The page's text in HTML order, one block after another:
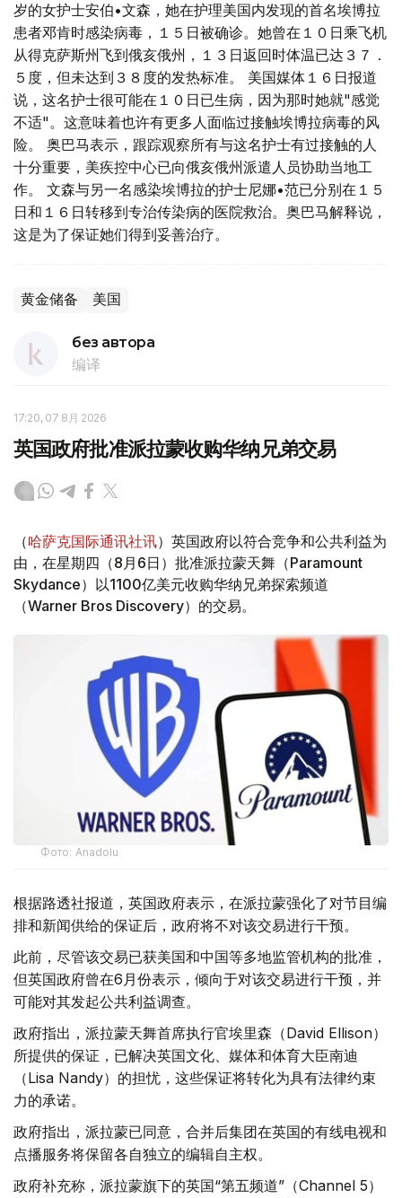
岁的女护士安伯•文森，她在护理美国内发现的首名埃博拉
患者邓肯时感染病毒，１５日被确诊。她曾在１０日乘飞机
从得克萨斯州飞到俄亥俄州，１３日返回时体温已达３７．
５度，但未达到３８度的发热标准。 美国媒体１６日报道
说，这名护士很可能在１０日已生病，因为那时她就"感觉
不适"。这意味着也许有更多人面临过接触埃博拉病毒的风
险。 奥巴马表示，跟踪观察所有与这名护士有过接触的人
十分重要，美疾控中心已向俄亥俄州派遣人员协助当地工
作。 文森与另一名感染埃博拉的护士尼娜•范已分别在１５
日和１６日转移到专治传染病的医院救治。奥巴马解释说，
这是为了保证她们得到妥善治疗。
黄金储备 美国
без автора
编译
17:20, 07 8月 2026
英国政府批准派拉蒙收购华纳兄弟交易
（哈萨克国际通讯社讯）英国政府以符合竞争和公共利益为
由，在星期四（8月6日）批准派拉蒙天舞（Paramount
Skydance）以1100亿美元收购华纳兄弟探索频道
（Warner Bros Discovery）的交易。
Фото: Аnadolu
根据路透社报道，英国政府表示，在派拉蒙强化了对节目编
排和新闻供给的保证后，政府将不对该交易进行干预。
此前，尽管该交易已获美国和中国等多地监管机构的批准，
但英国政府曾在6月份表示，倾向于对该交易进行干预，并
可能对其发起公共利益调查。
政府指出，派拉蒙天舞首席执行官埃里森（David Ellison）
所提供的保证，已解决英国文化、媒体和体育大臣南迪
（Lisa Nandy）的担忧，这些保证将转化为具有法律约束
力的承诺。
政府指出，派拉蒙已同意，合并后集团在英国的有线电视和
点播服务将保留各自独立的编辑自主权。
政府补充称，派拉蒙旗下的英国“第五频道”（Channel 5）